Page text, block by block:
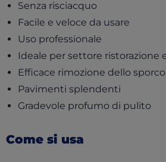
Senza risciacquo
Facile e veloce da usare
Uso professionale
Ideale per settore ristorazione
Efficace rimozione dello sporco
Pavimenti splendenti
Gradevole profumo di pulito
Come si usa